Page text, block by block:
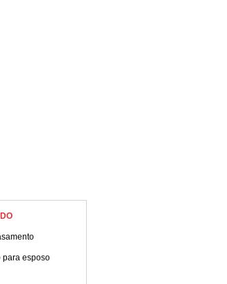
para esposo